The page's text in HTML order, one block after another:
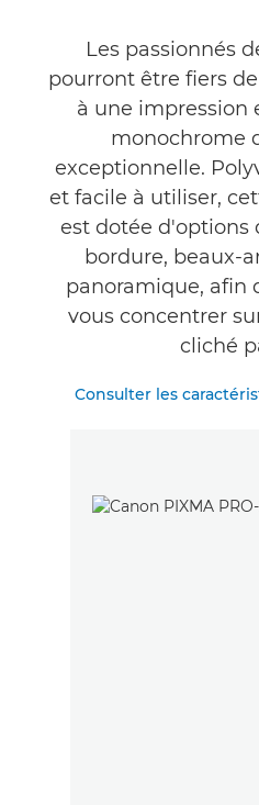
Commentaires
ACHETER DE L'ENCRE
Les passionnés
pourront être fiers
à une impression
monochrome
exceptionnelle.
et facile à utiliser,
est dotée d'options
bordure, beaux-
panoramique, afin
vous concentrer
cliché
Consulter les